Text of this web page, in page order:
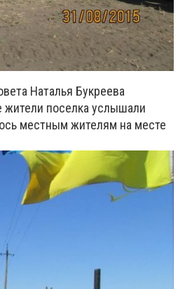
Наталья Букреева
жители поселка услышали
местным жителям на месте